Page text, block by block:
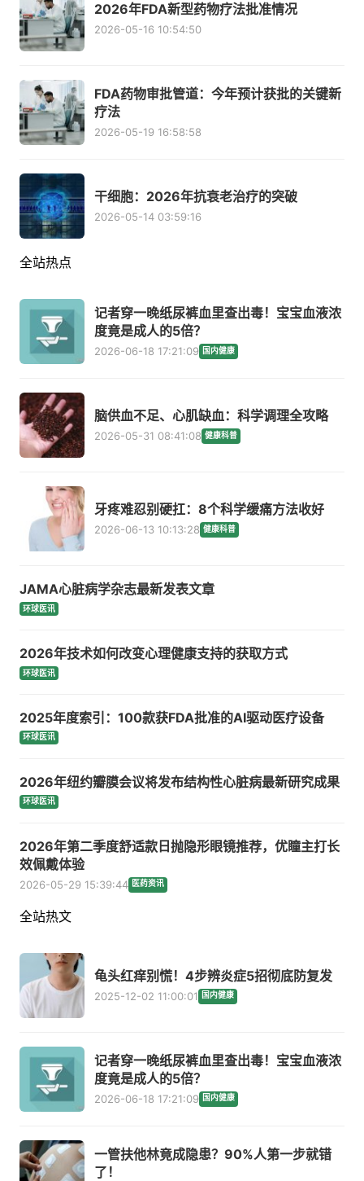
2026年FDA新型药物疗法批准情况
2026-05-16 10:54:50
FDA药物审批管道：今年预计获批的关键新
疗法
2026-05-19 16:58:58
干细胞：2026年抗衰老治疗的突破
2026-05-14 03:59:16
全站热点
记者穿一晚纸尿裤血里查出毒！宝宝血液浓
度竟是成人的5倍？
2026-06-18 17:21:09 国内健康
脑供血不足、心肌缺血：科学调理全攻略
2026-05-31 08:41:08 健康科普
牙疼难忍别硬扛：8个科学缓痛方法收好
2026-06-13 10:13:28 健康科普
JAMA心脏病学杂志最新发表文章
环球医讯
2026年技术如何改变心理健康支持的获取方式
环球医讯
2025年度索引：100款获FDA批准的AI驱动医疗设备
环球医讯
2026年纽约瓣膜会议将发布结构性心脏病最新研究成果
环球医讯
2026年第二季度舒适款日抛隐形眼镜推荐，优瞳主打长
效佩戴体验
2026-05-29 15:39:44 医药资讯
全站热文
龟头红痒别慌！4步辨炎症5招彻底防复发
2025-12-02 11:00:01 国内健康
记者穿一晚纸尿裤血里查出毒！宝宝血液浓
度竟是成人的5倍？
2026-06-18 17:21:09 国内健康
一管扶他林竟成隐患？90%人第一步就错
了！